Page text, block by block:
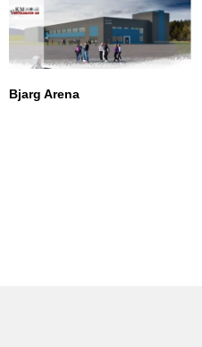
Bjarg Arena